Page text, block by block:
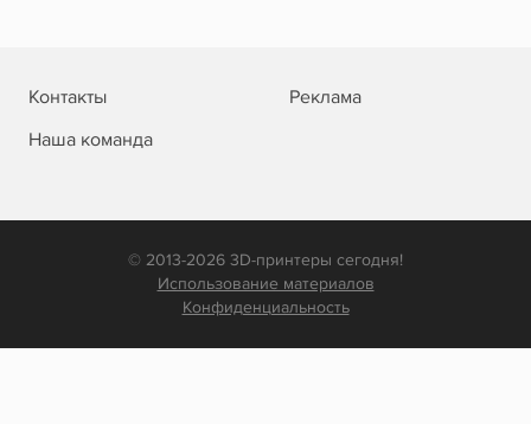
Контакты
Реклама
Наша команда
© 2013-2026 3D-принтеры сегодня!
Использование материалов
Конфиденциальность